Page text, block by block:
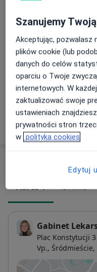
250 zł Szczegóły
Pakiet 10 wizyt
200 zł - 2 000 zł
+ 3 usługi
W jaki sposób
Adres 1 Online
Gabinet
Plac Konstytucji
Vp., Śródmieście,
Szanujemy
Akceptując, pozwalasz
plików cookie (lub
danych do celów
oparciu o Twoje
internetowych. W
zaktualizować swoje
ustawieniach
prywatności stron
w polityka cookies
Edytuj